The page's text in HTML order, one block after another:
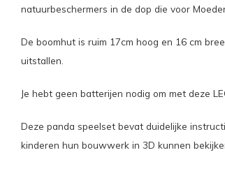
natuurbeschermers in de dop die voor
De boomhut is ruim 17cm hoog en 16 cm
uitstallen.
Je hebt geen batterijen nodig om met deze
Deze panda speelset bevat duidelijke
kinderen hun bouwwerk in 3D kunnen